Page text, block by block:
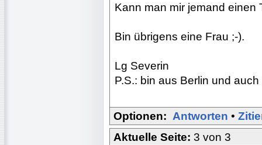
Kann man mir jemand einen
Bin übrigens eine Frau ;-).
Lg Severin
P.S.: bin aus Berlin und
Optionen: Antworten •
Aktuelle Seite: 3 von 3